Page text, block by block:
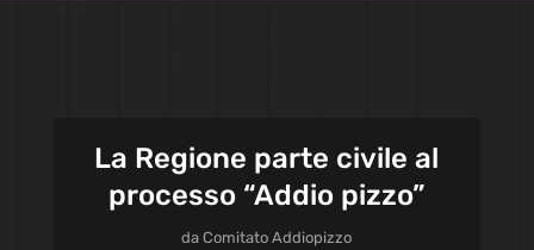
La Regione parte civile al
processo “Addio pizzo”
daComitato Addiopizzo